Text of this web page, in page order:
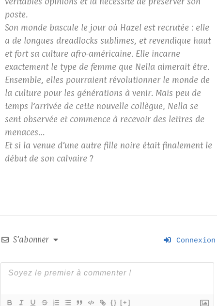
poste.
Son monde bascule le jour où Hazel est recrutée : elle
a de longues dreadlocks sublimes, et revendique haut
et fort sa culture afro-américaine. Elle incarne
exactement le type de femme que Nella aimerait être.
Ensemble, elles pourraient révolutionner le monde de
la culture pour les générations à venir. Mais peu de
temps l’arrivée de cette nouvelle collègue, Nella se
sent observée et commence à recevoir des lettres de
menaces…
Et si la venue d’une autre fille noire était finalement le
début de son calvaire ?
S’abonner Connexion
{} [+]